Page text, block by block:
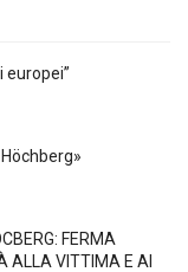
europei”
FERMA
ALLA VITTIMA E AI